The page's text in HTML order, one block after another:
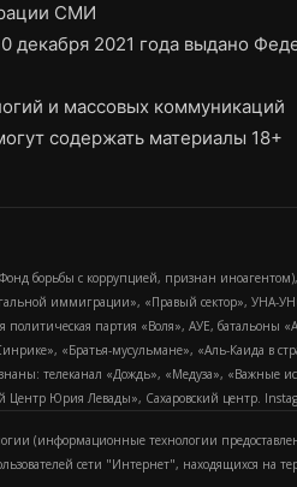
СМИ
2021 года выдано
и массовых коммуникаций
содержать материалы 18+
борьбы с коррупцией, признан
иммиграции», «Правый сектор»,
политическая партия «Воля», АУЕ,
«Братья-мусульмане», «Аль-Каида в
телеканал «Дождь», «Медуза», «Важные
Юрия Левады», Сахаровский центр.
(информационные технологии
сети "Интернет", находящихся на